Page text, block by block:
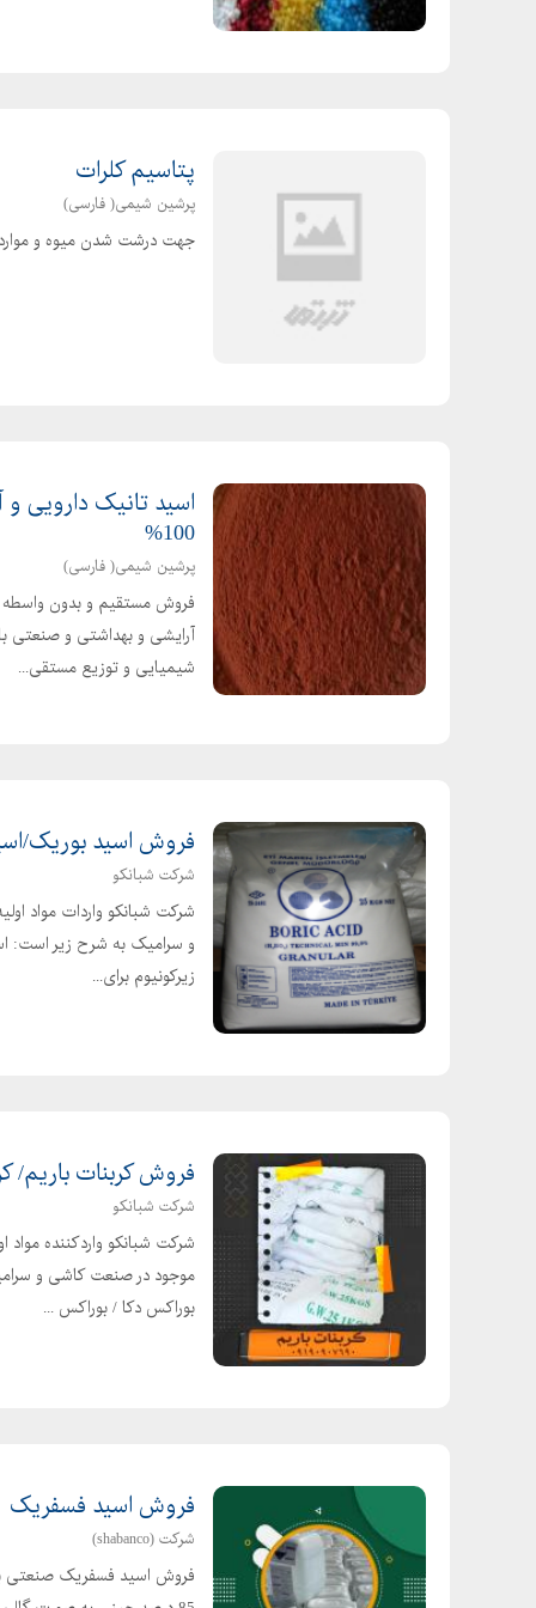
سولفات روی آبه
اتیل استات
اتیلن گلیکول
اسید فسفریک
استات سدیم
اسید نیتریک
اسید هیدرو کلریک
اکسید آلومینیوم
اکسید روی
اکسید مس
اوره
بنزوات سدیم
بنزو فنون
بی کربنات
پتاسیم استات
پتاسیم برومات
پتاسیم بی کربنات
پتاسیم دی کرومات
پتاسم فلورید
پتاسیم کربنات
پتاسیم کرومات
پتاسیم کلرات
پتاسیم کلرید
پتاسیم یدید
و...
جهت ارتباط با افراکم
پتاسیم کلرات
پرشین شیمی( فارسی)
جهت درشت شدن میوه و موارد
100%
پرشین شیمی( فارسی)
فروش مستقیم و بدون واسطه
آرایشی و بهداشتی و صنعتی
شیمیایی و توزیع مستقی...
فروش اسید بوریک/
شرکت شبانکو
شرکت شبانکو واردات مواد
و سرامیک به شرح زیر است:
زیرکونیوم برای...
فروش کربنات باریم/
شرکت شبانکو
شرکت شبانکو واردکننده
موجود در صنعت کاشی و
بوراکس دکا / بوراکس ...
فروش اسید فسفریک
شرکت (shabanco)
فروش اسید فسفریک صنعتی